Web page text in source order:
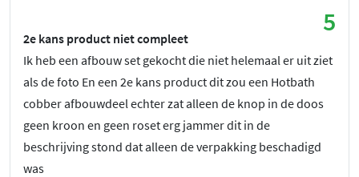
5
2e kans product niet compleet
Ik heb een afbouw set gekocht die niet helemaal er uit ziet
als de foto En een 2e kans product dit zou een Hotbath
cobber afbouwdeel echter zat alleen de knop in de doos
geen kroon en geen roset erg jammer dit in de
beschrijving stond dat alleen de verpakking beschadigd
was